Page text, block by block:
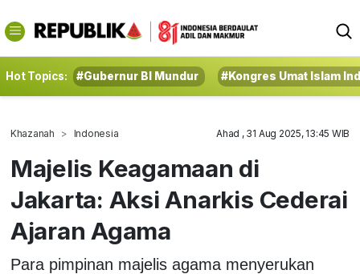
Hot Topics: #Gubernur BI Mundur #Kongres Umat Islam
Khazanah Indonesia Ahad , 31 Aug 2025, 13:45 WIB
Majelis Keagamaan di
Jakarta: Aksi Anarkis Cederai
Ajaran Agama
Para pimpinan majelis agama menyerukan